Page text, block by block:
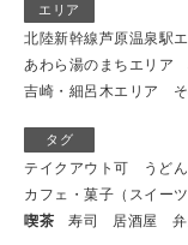
エリア
北陸新幹線芦原温泉駅
あわら湯のまちエリア
吉崎・細呂木エリア
タグ
テイクアウト可 うど
カフェ・菓子（スイーツ
喫茶
寿司 居酒屋